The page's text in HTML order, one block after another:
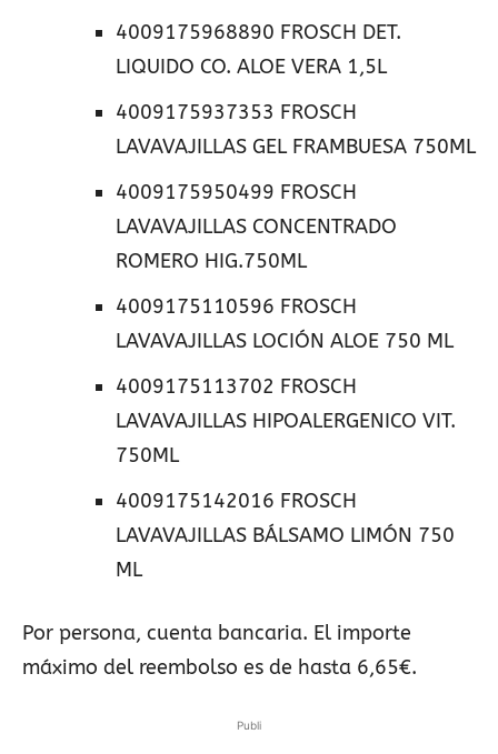
4009175968890 FROSCH DET.
LIQUIDO CO. ALOE VERA 1,5L
4009175937353 FROSCH
LAVAVAJILLAS GEL FRAMBUESA 750ML
4009175950499 FROSCH
LAVAVAJILLAS CONCENTRADO
ROMERO HIG.750ML
4009175110596 FROSCH
LAVAVAJILLAS LOCIÓN ALOE 750 ML
4009175113702 FROSCH
LAVAVAJILLAS HIPOALERGENICO VIT.
750ML
4009175142016 FROSCH
LAVAVAJILLAS BÁLSAMO LIMÓN 750
ML
Por persona, cuenta bancaria. El importe
máximo del reembolso es de hasta 6,65€.
Publi